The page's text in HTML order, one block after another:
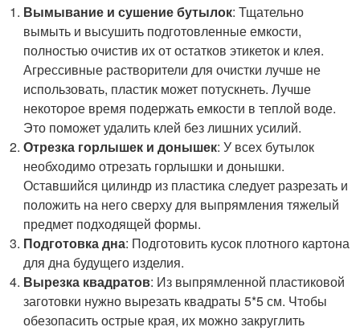
Вымывание и сушение бутылок: Тщательно
вымыть и высушить подготовленные емкости,
полностью очистив их от остатков этикеток и клея.
Агрессивные растворители для очистки лучше не
использовать, пластик может потускнеть. Лучше
некоторое время подержать емкости в теплой воде.
Это поможет удалить клей без лишних усилий.
Отрезка горлышек и донышек: У всех бутылок
необходимо отрезать горлышки и донышки.
Оставшийся цилиндр из пластика следует разрезать и
положить на него сверху для выпрямления тяжелый
предмет подходящей формы.
Подготовка дна: Подготовить кусок плотного картона
для дна будущего изделия.
Вырезка квадратов: Из выпрямленной пластиковой
заготовки нужно вырезать квадраты 5*5 см. Чтобы
обезопасить острые края, их можно закруглить